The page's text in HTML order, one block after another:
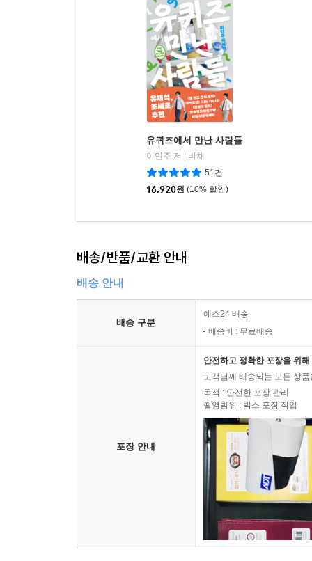
유퀴즈에서 만난 사람들
이언주 저
비채
51건
16,920원 (10% 할인)
배송/반품/교환 안내
배송 안내
배송 구분
예스24 배송
배송비 : 무료배송
포장 안내
안전하고 정확한 포장을 위
고객님께 배송되는 모든 상
목적 : 안전한 포장 관리
촬영범위 : 박스 포장 작업